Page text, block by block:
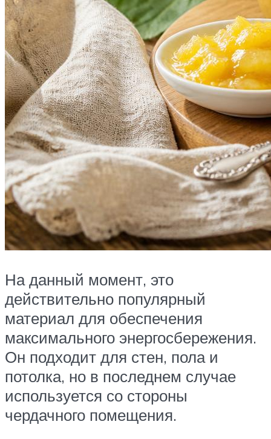
На данный момент, это
действительно популярный
материал для обеспечения
максимального энергосбережения.
Он подходит для стен, пола и
потолка, но в последнем случае
используется со стороны
чердачного помещения.